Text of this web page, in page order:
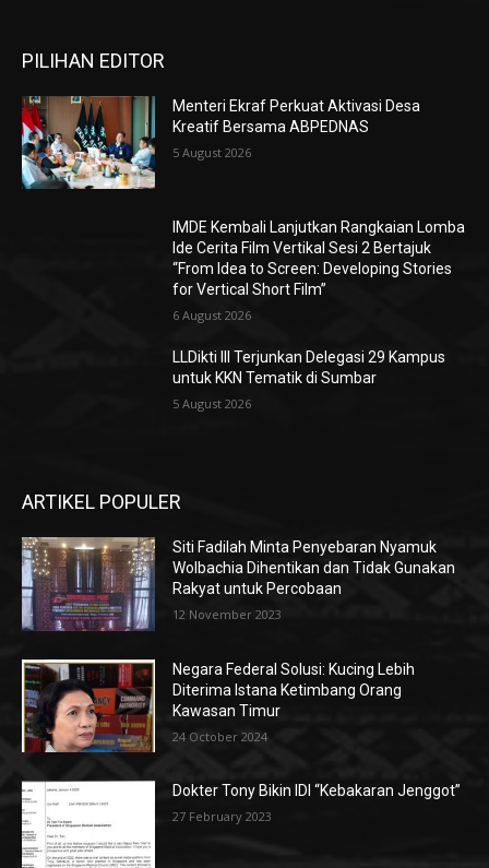
PILIHAN EDITOR
Menteri Ekraf Perkuat Aktivasi Desa
Kreatif Bersama ABPEDNAS
5 August 2026
IMDE Kembali Lanjutkan Rangkaian Lomba
Ide Cerita Film Vertikal Sesi 2 Bertajuk
“From Idea to Screen: Developing Stories
for Vertical Short Film”
6 August 2026
LLDikti III Terjunkan Delegasi 29 Kampus
untuk KKN Tematik di Sumbar
5 August 2026
ARTIKEL POPULER
Siti Fadilah Minta Penyebaran Nyamuk
Wolbachia Dihentikan dan Tidak Gunakan
Rakyat untuk Percobaan
12 November 2023
Negara Federal Solusi: Kucing Lebih
Diterima Istana Ketimbang Orang
Kawasan Timur
24 October 2024
Dokter Tony Bikin IDI “Kebakaran Jenggot”
27 February 2023